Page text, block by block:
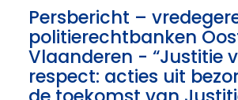
Persbericht –
politierechtbanken
Vlaanderen - “Justitie
respect: acties uit